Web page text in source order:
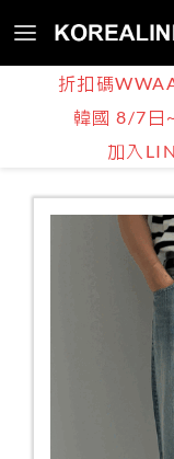
折扣碼
韓國 8/7日
加入
產